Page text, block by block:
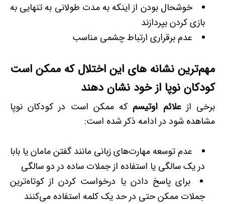
خوشحال بودن از اینکه به مدت طولانی به‌ تنهایی به
بازی کردن بپردازند
عدم برقراری ارتباط چشمی مناسب
مهم‌ترین نشانه های این اختلال که ممکن است
کودکان نوپا از خود نشان دهند
برخی ازعلائم اوتیسم که ممکن است در کودکان نوپا
مشاهده شود در ادامه ذکر شده است:
عدم توسعه مهارت‌های زبانی مانند گفتن مامان یا بابا
در یک ‌سالگی یا استفاده از جملات ساده در دو سالگی
برای پاسخ دادن یا درخواست کردن از کوتاه‌ترین
جملات ممکن حتی در حد یک کلمه استفاده می‌کنند